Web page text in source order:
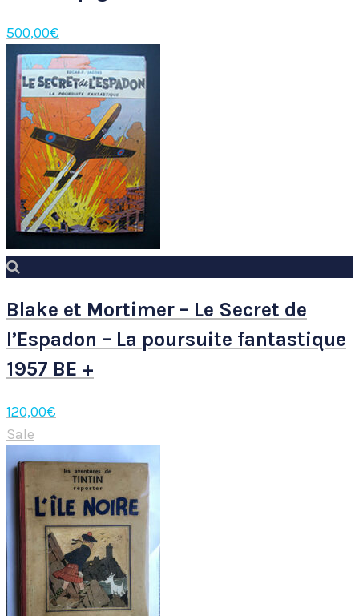
500,00€
Blake et Mortimer – Le Secret de
l’Espadon – La poursuite fantastique
1957 BE +
120,00€
Sale